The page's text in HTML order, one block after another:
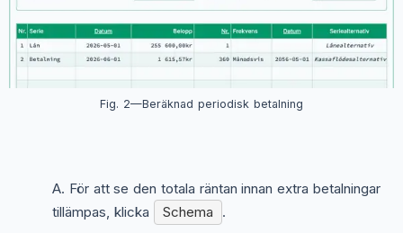
Fig. 2—Beräknad periodisk betalning
För att se den totala räntan innan extra betalningar
tillämpas, klicka
Schema .